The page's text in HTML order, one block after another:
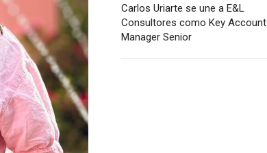
Carlos Uriarte se une a E&L
Consultores como Key Account
Manager Senior